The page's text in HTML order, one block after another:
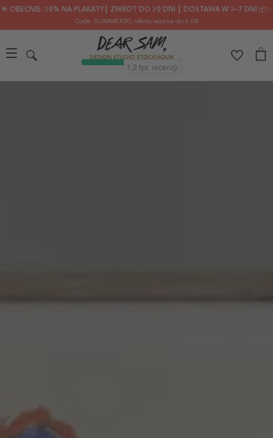
🌟 OBECNIE: 30% NA PLAKATY┃ ZWROT DO 30 DNI ┃ DOSTAWA W 2–7 DNI 📦✨
Code: SUMMER30, oferta ważna do 6.08